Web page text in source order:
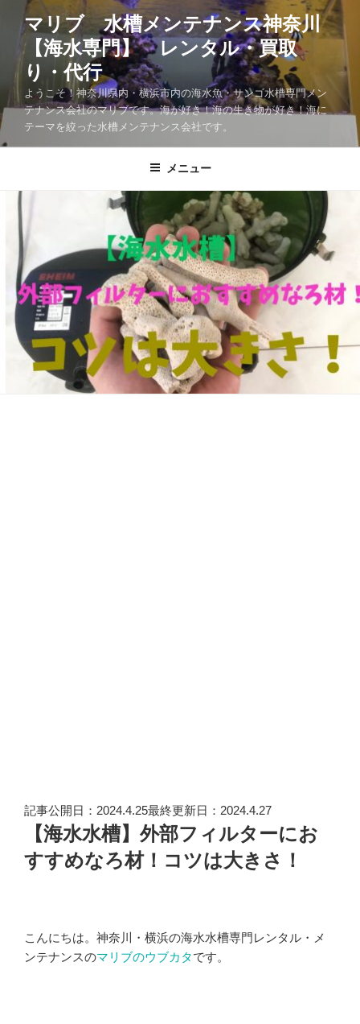
マリブ 水槽メンテナンス神奈川
【海水専門】 レンタル・買取
り・代行
ようこそ！神奈川県内・横浜市内の海水魚・サンゴ水槽専門メン
テナンス会社のマリブです。海が好き！海の生き物が好き！海に
テーマを絞った水槽メンテナンス会社です。
メニュー
記事公開日：2024.4.25最終更新日：2024.4.27
【海水水槽】外部フィルターにお
すすめなろ材！コツは大きさ！
こんにちは。神奈川・横浜の海水水槽専門レンタル・メ
ンテナンスのマリブのウブカタです。